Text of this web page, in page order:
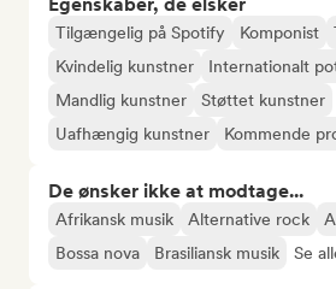
Tilgængelig på Spotify Komponist
Kvindelig kunstner
Internationalt
Mandlig kunstner
Støttet kunstner
Uafhængig kunstner
Kommende
De ønsker ikke at modtage...
Afrikansk musik Alternative rock
Bossa nova
Brasiliansk musik Se